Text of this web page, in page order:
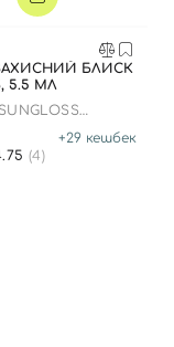
БЛИСК
5.5 МЛ
SPF 15+ PA++
+29 кешбек
(4)
ви
mail